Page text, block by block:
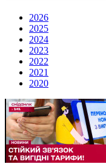
2026
2025
2024
2023
2022
2021
2020